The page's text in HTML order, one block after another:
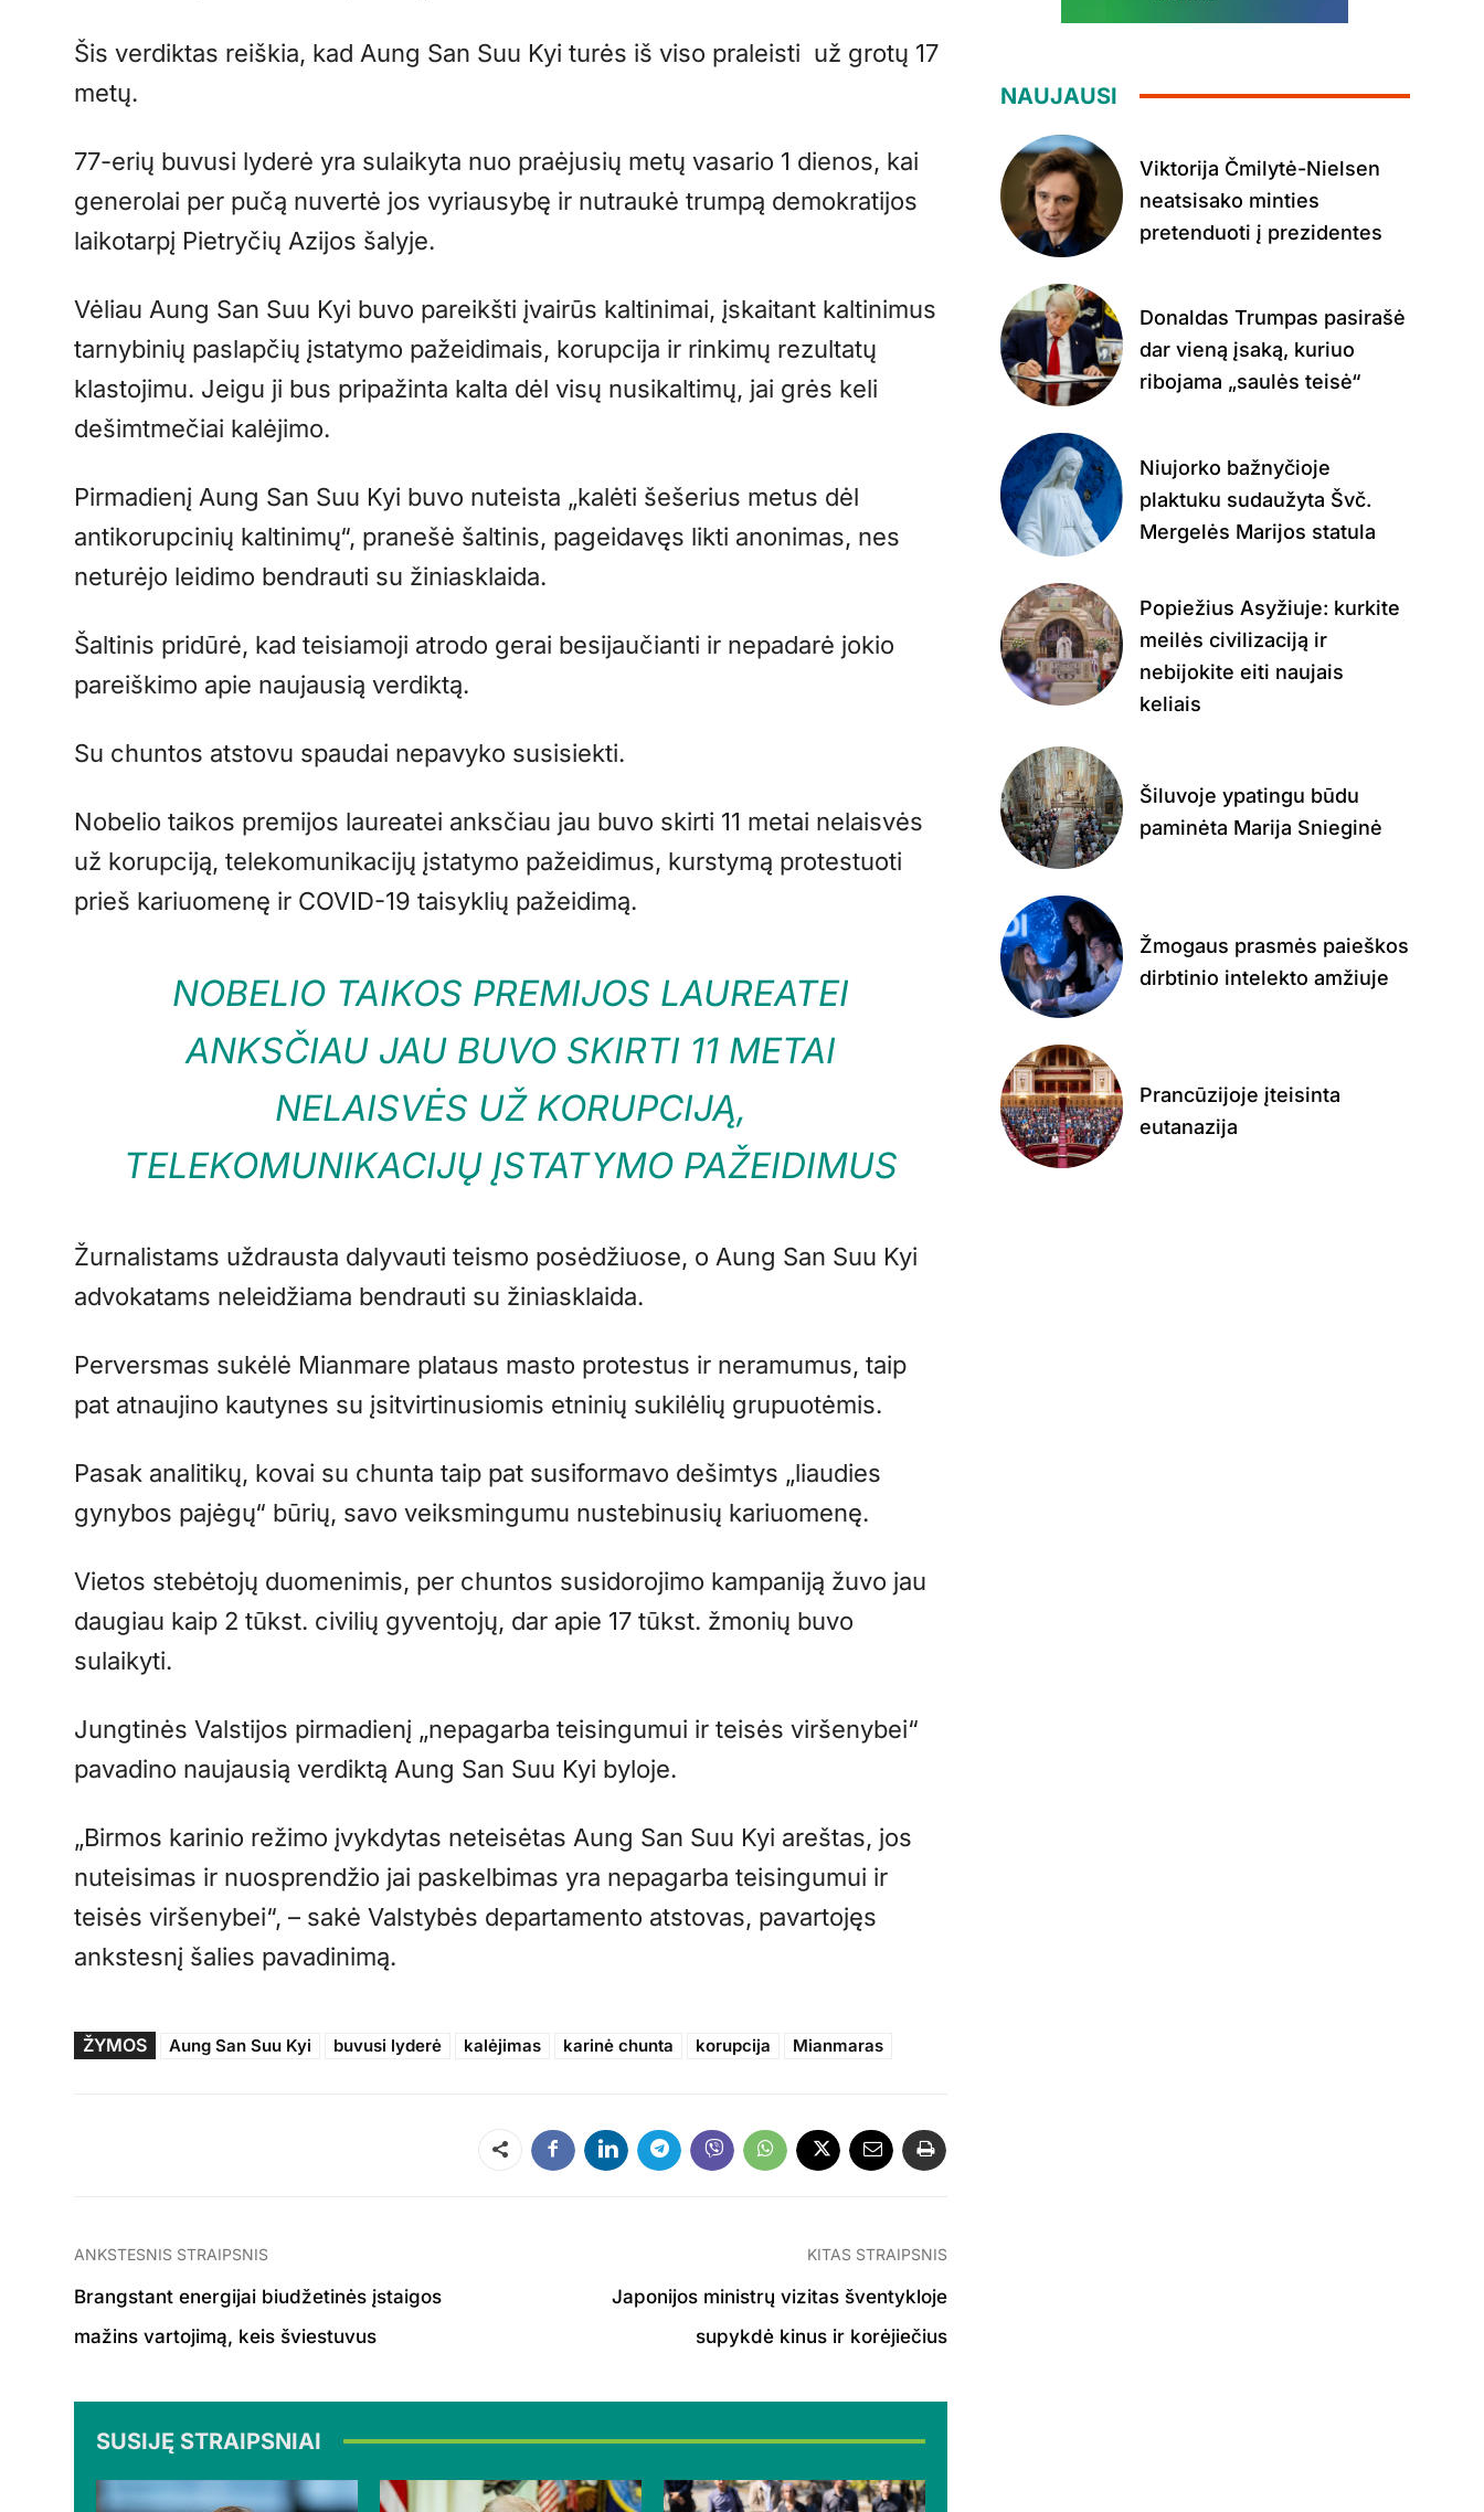
Šis verdiktas reiškia, kad Aung San Suu Kyi turės iš viso praleisti už grotų 17
metų.
77-erių buvusi lyderė yra sulaikyta nuo praėjusių metų vasario 1 dienos, kai
generolai per pučą nuvertė jos vyriausybę ir nutraukė trumpą demokratijos
laikotarpį Pietryčių Azijos šalyje.
Vėliau Aung San Suu Kyi buvo pareikšti įvairūs kaltinimai, įskaitant kaltinimus
tarnybinių paslapčių įstatymo pažeidimais, korupcija ir rinkimų rezultatų
klastojimu. Jeigu ji bus pripažinta kalta dėl visų nusikaltimų, jai grės keli
dešimtmečiai kalėjimo.
Pirmadienį Aung San Suu Kyi buvo nuteista „kalėti šešerius metus dėl
antikorupcinių kaltinimų“, pranešė šaltinis, pageidavęs likti anonimas, nes
neturėjo leidimo bendrauti su žiniasklaida.
Šaltinis pridūrė, kad teisiamoji atrodo gerai besijaučianti ir nepadarė jokio
pareiškimo apie naujausią verdiktą.
Su chuntos atstovu spaudai nepavyko susisiekti.
Nobelio taikos premijos laureatei anksčiau jau buvo skirti 11 metai nelaisvės
už korupciją, telekomunikacijų įstatymo pažeidimus, kurstymą protestuoti
prieš kariuomenę ir COVID-19 taisyklių pažeidimą.
NOBELIO TAIKOS PREMIJOS LAUREATEI
ANKSČIAU JAU BUVO SKIRTI 11 METAI
NELAISVĖS UŽ KORUPCIJĄ,
TELEKOMUNIKACIJŲ ĮSTATYMO PAŽEIDIMUS
Žurnalistams uždrausta dalyvauti teismo posėdžiuose, o Aung San Suu Kyi
advokatams neleidžiama bendrauti su žiniasklaida.
Perversmas sukėlė Mianmare plataus masto protestus ir neramumus, taip
pat atnaujino kautynes su įsitvirtinusiomis etninių sukilėlių grupuotėmis.
Pasak analitikų, kovai su chunta taip pat susiformavo dešimtys „liaudies
gynybos pajėgų“ būrių, savo veiksmingumu nustebinusių kariuomenę.
Vietos stebėtojų duomenimis, per chuntos susidorojimo kampaniją žuvo jau
daugiau kaip 2 tūkst. civilių gyventojų, dar apie 17 tūkst. žmonių buvo
sulaikyti.
Jungtinės Valstijos pirmadienį „nepagarba teisingumui ir teisės viršenybei“
pavadino naujausią verdiktą Aung San Suu Kyi byloje.
„Birmos karinio režimo įvykdytas neteisėtas Aung San Suu Kyi areštas, jos
nuteisimas ir nuosprendžio jai paskelbimas yra nepagarba teisingumui ir
teisės viršenybei“, – sakė Valstybės departamento atstovas, pavartojęs
ankstesnį šalies pavadinimą.
ŽYMOS Aung San Suu Kyi buvusi lyderė kalėjimas karinė chunta korupcija Mianmaras
Dalintis
ANKSTESNIS STRAIPSNIS
Brangstant energijai biudžetinės įstaigos
mažins vartojimą, keis šviestuvus
KITAS STRAIPSNIS
Japonijos ministrų vizitas šventykloje
supykdė kinus ir korėjiečius
SUSIJĘ STRAIPSNIAI
NAUJAUSI
Viktorija Čmilytė-Nielsen
neatsisako minties
pretenduoti į prezidentes
Donaldas Trumpas pasirašė
dar vieną įsaką, kuriuo
ribojama „saulės teisė“
Niujorko bažnyčioje
plaktuku sudaužyta Švč.
Mergelės Marijos statula
Popiežius Asyžiuje: kurkite
meilės civilizaciją ir
nebijokite eiti naujais
keliais
Šiluvoje ypatingu būdu
paminėta Marija Snieginė
Žmogaus prasmės paieškos
dirbtinio intelekto amžiuje
Prancūzijoje įteisinta
eutanazija